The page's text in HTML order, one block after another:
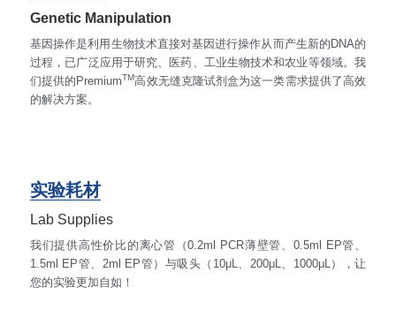
Genetic Manipulation
基因操作是利用生物技术直接对基因进行操作从而产生新的DNA的
过程，已广泛应用于研究、医药、工业生物技术和农业等领域。我
们提供的PremiumTM高效无缝克隆试剂盒为这一类需求提供了高效
的解决方案。
实验耗材
Lab Supplies
我们提供高性价比的离心管（0.2ml PCR薄壁管、0.5ml EP管、
1.5ml EP管、2ml EP管）与吸头（10μL、200μL、1000μL），让
您的实验更加自如！